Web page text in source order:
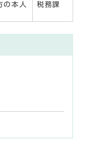
の本人
税務課